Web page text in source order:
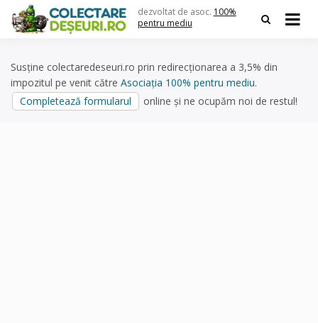
content
dezvoltat de asoc. 100%
pentru mediu
Susține colectaredeseuri.ro prin redirecționarea a 3,5% din
impozitul pe venit către Asociația 100% pentru mediu.
Completează formularul
online și ne ocupăm noi de restul!